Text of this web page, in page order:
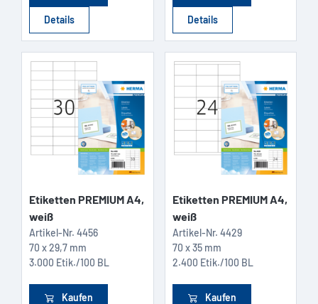
Details Details
Etiketten PREMIUM A4,
weiß
Artikel-Nr. 4456
70 x 29,7 mm
3.000 Etik./100 BL
Kaufen
Etiketten PREMIUM A4,
weiß
Artikel-Nr. 4429
70 x 35 mm
2.400 Etik./100 BL
Kaufen